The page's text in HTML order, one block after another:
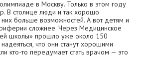
в Москву. Только в этом году
В столице люди и так хорошо
них больше возможностей. А вот детям и
сложнее. Через Медицинское
школы» прошло уже около 150
что они станут хорошими
кто-то передумает стать врачом — это